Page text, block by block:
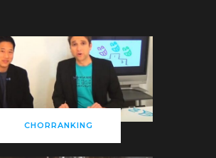
CHORRANKING